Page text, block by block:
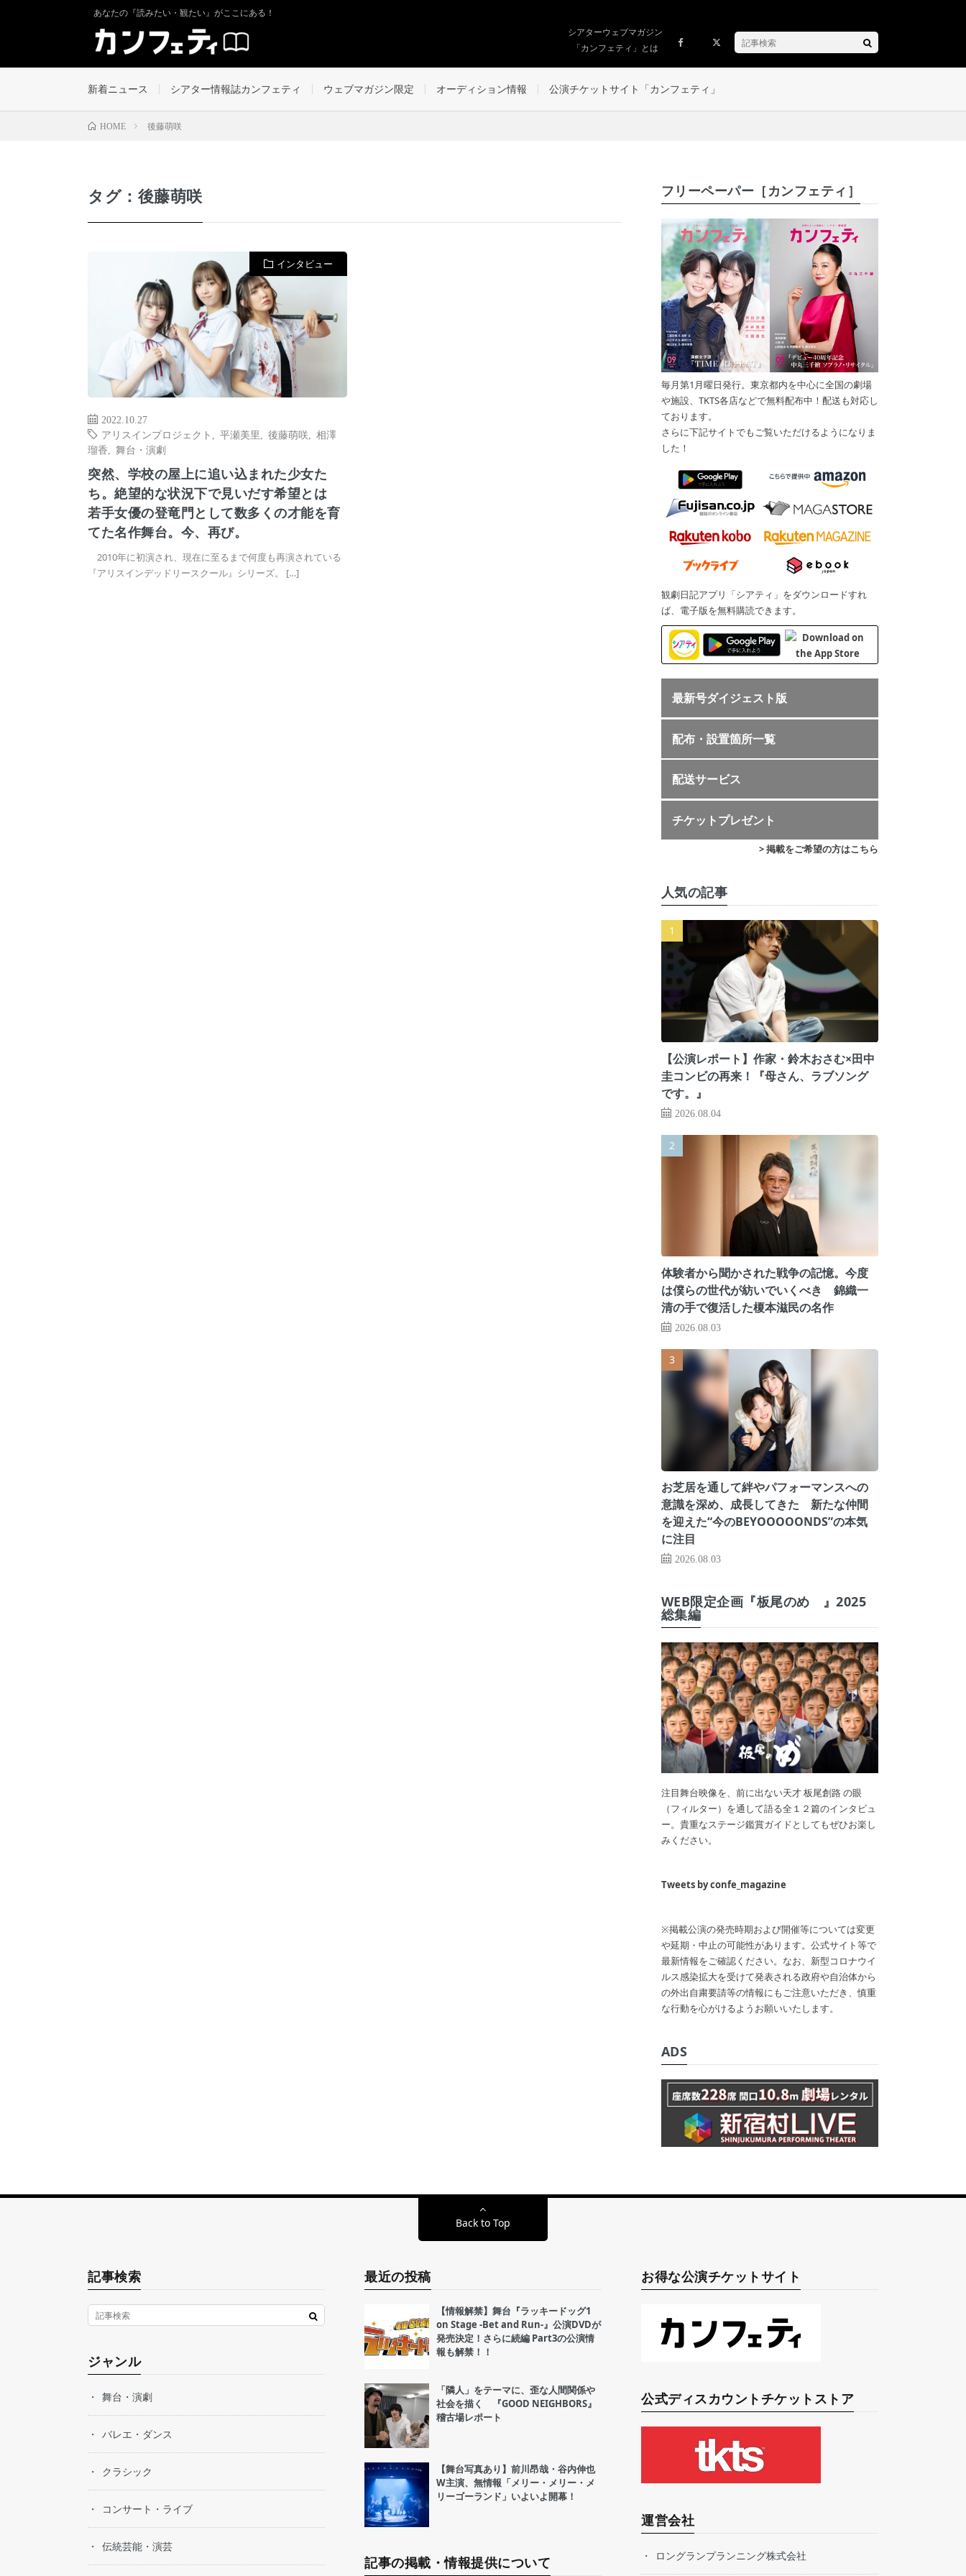
あなたの『読みたい・観たい』がここにある！
シアターウェブマガジン
「カンフェティ」とは
新着ニュース シアター情報誌カンフェティ ウェブマガジン限定 オーディション情報 公演チケットサイト「カンフェティ」
HOME 後藤萌咲
タグ：後藤萌咲
インタビュー
2022.10.27
アリスインプロジェクト
平瀬美里 後藤萌咲
相澤
瑠香
舞台・演劇
突然、学校の屋上に追い込まれた少女た
ち。絶望的な状況下で見いだす希望とは
若手女優の登竜門として数多くの才能を育
てた名作舞台。今、再び。
2010年に初演され、現在に至るまで何度も再演されている
『アリスインデッドリースクール』シリーズ。 […]
フリーペーパー［カンフェティ］
毎月第1月曜日発行。東京都内を中心に全国の劇場
や施設、TKTS各店などで無料配布中！配送も対応し
ております。
さらに下記サイトでもご覧いただけるようになりま
した！
観劇日記アプリ「シアティ」をダウンロードすれ
ば、電子版を無料購読できます。
最新号ダイジェスト版
配布・設置箇所一覧
配送サービス
チケットプレゼント
> 掲載をご希望の方はこちら
人気の記事
【公演レポート】作家・鈴木おさむ×田中
圭コンビの再来！『母さん、ラブソング
です。』
2026.08.04
体験者から聞かされた戦争の記憶。今度
は僕らの世代が紡いでいくべき 錦織一
清の手で復活した榎本滋民の名作
2026.08.03
お芝居を通して絆やパフォーマンスへの
意識を深め、成長してきた 新たな仲間
を迎えた“今のBEYOOOOONDS”の本気
に注目
2026.08.03
WEB限定企画『板尾のめ゙』2025
総集編
注目舞台映像を、前に出ない天才 板尾創路 の眼
（フィルター）を通して語る全１２篇のインタビュ
ー。貴重なステージ鑑賞ガイドとしてもぜひお楽し
みください。
Tweets by confe_magazine
※掲載公演の発売時期および開催等については変更
や延期・中止の可能性があります。公式サイト等で
最新情報をご確認ください。なお、新型コロナウイ
ルス感染拡大を受けて発表される政府や自治体から
の外出自粛要請等の情報にもご注意いただき、慎重
な行動を心がけるようお願いいたします。
ADS
Back to Top
記事検索
ジャンル
舞台・演劇
バレエ・ダンス
クラシック
コンサート・ライブ
伝統芸能・演芸
最近の投稿
【情報解禁】舞台『ラッキードッグ1
on Stage -Bet and Run-』公演DVDが
発売決定！さらに続編 Part3の公演情
報も解禁！！
「隣人」をテーマに、歪な人間関係や
社会を描く 『GOOD NEIGHBORS』
稽古場レポート
【舞台写真あり】前川昂哉・谷内伸也
W主演、無情報「メリー・メリー・メ
リーゴーランド」いよいよ開幕！
記事の掲載・情報提供について
お得な公演チケットサイト
公式ディスカウントチケットストア
運営会社
ロングランプランニング株式会社